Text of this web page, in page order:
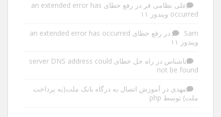
علی نظامی فر در
رفع خطای an extended error has
occurred ویندوز ۱۱
Sam در
رفع خطای an extended error has occurred
ویندوز ۱۱
ناشناس در
راه حل خطای server DNS address could
not be found
مهدی در
آموزش اتصال به درگاه بانک ملت(به پرداخت
ملت) توسط php